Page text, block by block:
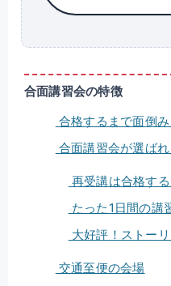
合面講習会の特徴
合格するまで面倒
合面講習会が選ば
再受講は合格す
たった1日間の講
大好評！ストー
交通至便の会場